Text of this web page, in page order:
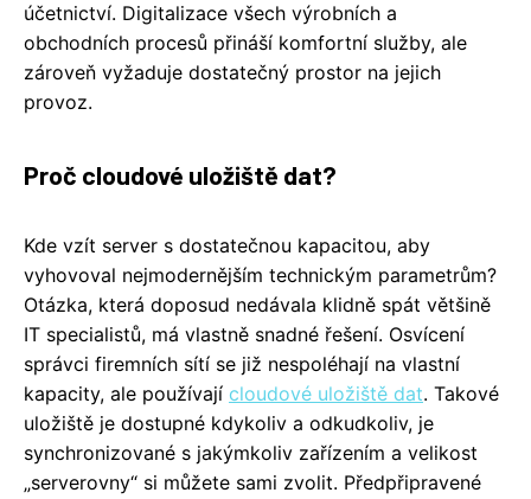
účetnictví. Digitalizace všech výrobních a
obchodních procesů přináší komfortní služby, ale
zároveň vyžaduje dostatečný prostor na jejich
provoz.
Proč cloudové uložiště dat?
Kde vzít server s dostatečnou kapacitou, aby
vyhovoval nejmodernějším technickým parametrům?
Otázka, která doposud nedávala klidně spát většině
IT specialistů, má vlastně snadné řešení. Osvícení
správci firemních sítí se již nespoléhají na vlastní
kapacity, ale používají cloudové uložiště dat. Takové
uložiště je dostupné kdykoliv a odkudkoliv, je
synchronizované s jakýmkoliv zařízením a velikost
„serverovny“ si můžete sami zvolit. Předpřipravené